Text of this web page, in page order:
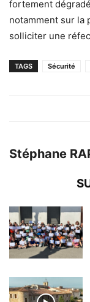
fortement
notamment sur la
solliciter une
TAGS Sécurité
Stéphane